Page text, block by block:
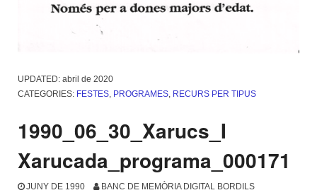
UPDATED: abril de 2020
CATEGORIES: FESTES, PROGRAMES, RECURS PER TIPUS
1990_06_30_Xarucs_I
Xarucada_programa_000171
JUNY DE 1990 BANC DE MEMÒRIA DIGITAL BORDILS